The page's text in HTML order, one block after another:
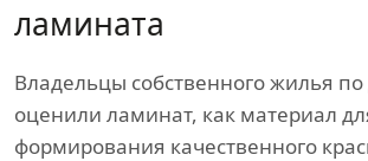
ламината
Владельцы собственного жилья по
оценили ламинат, как материал
формирования качественного